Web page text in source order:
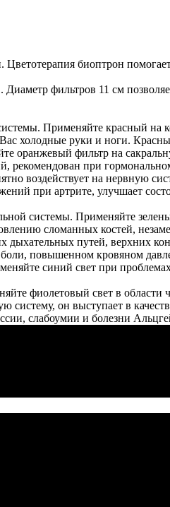
биоптрон
фильтров 11 см
Применяйте красный
холодные руки и ноги.
оранжевый фильтр на
рекомендован при
воздействует на нервную
при артрите, улучшает
системы. Применяйте
сломанных костей,
дыхательных путей, верхних
боли, повышенном кровяном
синий свет при
фиолетовый свет в области
он выступает в
слабоумии и болезни